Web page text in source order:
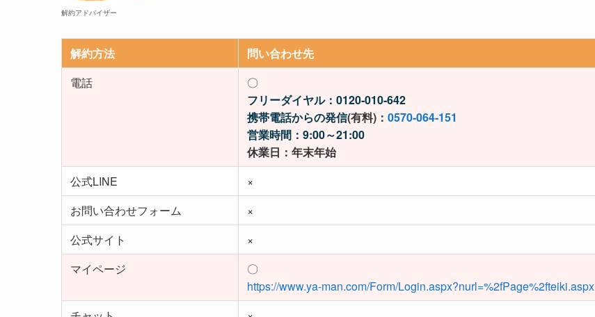
解約アドバイザー
解約方法
問い合わせ先
電話
〇
フリーダイヤル： 0120-010-642
携帯電話からの発信(有料)： 0570-064-151
営業時間：9:00～21:00
休業日：年末年始
公式LINE
×
お問い合わせフォーム
×
公式サイト
×
マイページ
〇
https://www.ya-man.com/Form/Login.aspx?nurl=%2fPage%2fteiki.aspx